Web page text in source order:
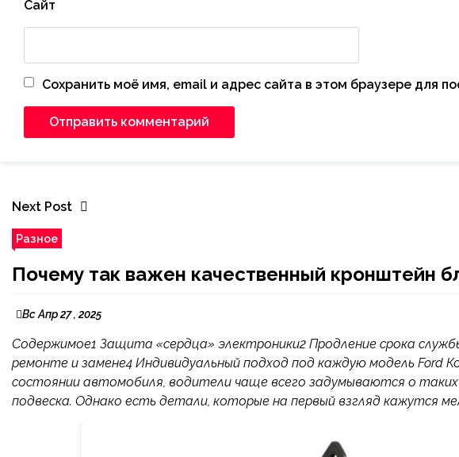
Сайт
Сохранить моё имя, email и адрес сайта в этом браузере для
Next Post
Разное
Почему так важен качественный кронштейн
Вс Апр 27 , 2025
Содержимое1 Защита «сердца» электроники2 Продление срока
ремонте и замене4 Индивидуальный подход под каждую модель Ford
состоянии автомобиля, водители чаще всего задумываются о таких
подвеска. Однако есть детали, которые на первый взгляд кажутся